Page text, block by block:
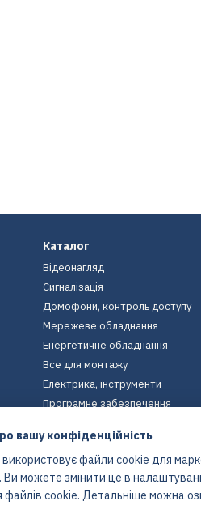
Каталог
Відеонагляд
Сигналізація
Домофони, контроль доступу
Мережеве обладнання
Енергетичне обладнання
Все для монтажу
Електрика, інструменти
Програмне забезпечення
Екіпірування
Енергетичне обладнання
вашу конфіденційність
файли cookie для
Ви можете змінити це в
файлів cookie. Детальніше можна